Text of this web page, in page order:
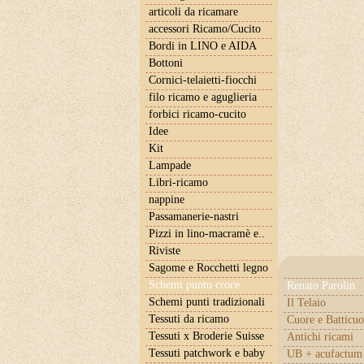
articoli da ricamare
accessori Ricamo/Cucito
Bordi in LINO e AIDA
Bottoni
Cornici-telaietti-fiocchi
filo ricamo e aguglieria
forbici ricamo-cucito
Idee
Kit
Lampade
Libri-ricamo
nappine
Passamanerie-nastri
Pizzi in lino-macramè e..
Riviste
Sagome e Rocchetti legno
Schemi punto croce
Renato Parolin
Il Telaio
Cuore e
Antichi ricami
UB +
Schemi punti tradizionali
Tessuti da ricamo
Tessuti x Broderie Suisse
Tessuti patchwork e baby